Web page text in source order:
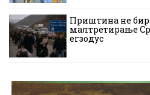
Приштина не
малтретирање
егзодус